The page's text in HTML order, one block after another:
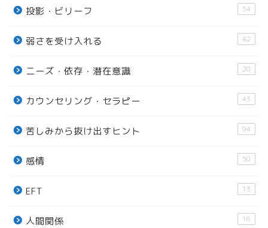
投影・ビリーフ 54
弱さを受け入れる 42
ニーズ・依存・潜在意識 20
カウンセリング・セラピー 43
苦しみから抜け出すヒント 94
感情 50
EFT 13
人間関係 16